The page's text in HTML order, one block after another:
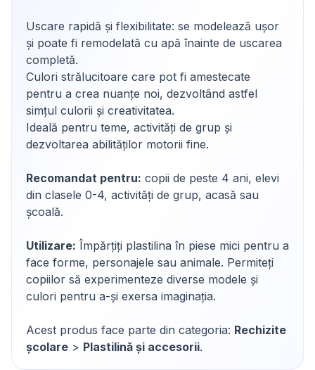
Uscare rapidă și flexibilitate: se modelează ușor
și poate fi remodelată cu apă înainte de uscarea
completă.
Culori strălucitoare care pot fi amestecate
pentru a crea nuanțe noi, dezvoltând astfel
simțul culorii și creativitatea.
Ideală pentru teme, activități de grup și
dezvoltarea abilităților motorii fine.
Recomandat pentru: copii de peste 4 ani, elevi
din clasele 0-4, activități de grup, acasă sau
școală.
Utilizare: Împărțiți plastilina în piese mici pentru a
face forme, personajele sau animale. Permiteți
copiilor să experimenteze diverse modele și
culori pentru a-și exersa imaginația.
Acest produs face parte din categoria: Rechizite
școlare > Plastilină și accesorii.